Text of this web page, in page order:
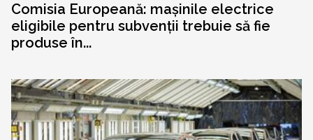
Comisia Europeană: mașinile electrice
eligibile pentru subvenții trebuie să fie
produse în...